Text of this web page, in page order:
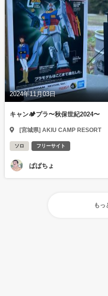
2024年11月03日
キャン🏕️プラ〜秋保世紀2024〜
[宮城県] AKIU CAMP RESORT
ソロ フリーサイト
ぱぱちょ
もっ